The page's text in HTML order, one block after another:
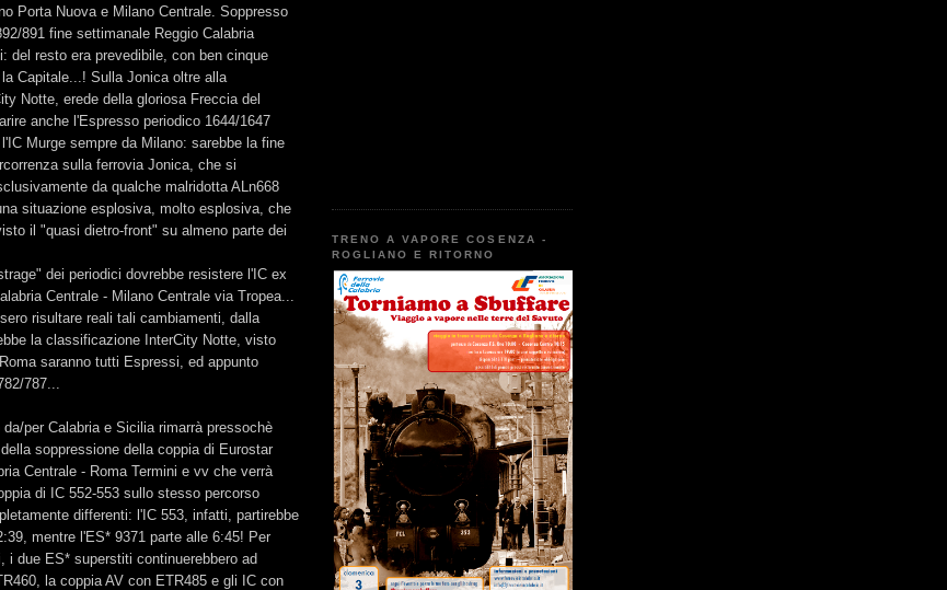
Porta Nuova e Milano Centrale. Soppresso
891 fine settimanale Reggio Calabria
del resto era prevedibile, con ben cinque
Capitale...! Sulla Jonica oltre alla
Notte, erede della gloriosa Freccia del
anche l'Espresso periodico 1644/1647
Murge sempre da Milano: sarebbe la fine
sulla ferrovia Jonica, che si
da qualche malridotta ALn668
situazione esplosiva, molto esplosiva, che
il "quasi dietro-front" su almeno parte dei
dei periodici dovrebbe resistere l'IC ex
Centrale - Milano Centrale via Tropea...
risultare reali tali cambiamenti, dalla
la classificazione InterCity Notte, visto
saranno tutti Espressi, ed appunto
787...
per Calabria e Sicilia rimarrà pressochè
soppressione della coppia di Eurostar
Centrale - Roma Termini e vv che verrà
di IC 552-553 sullo stesso percorso
differenti: l'IC 553, infatti, partirebbe
mentre l'ES* 9371 parte alle 6:45! Per
i due ES* superstiti continuerebbero ad
la coppia AV con ETR485 e gli IC con
TRENO A VAPORE COSENZA -
ROGLIANO E RITORNO